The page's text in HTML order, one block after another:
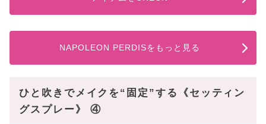
NAPOLEON PERDISをもっと見る
ひと吹きでメイクを“固定”する《セッティン
グスプレー》 ④